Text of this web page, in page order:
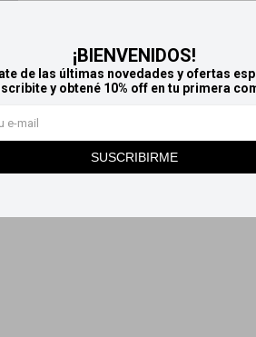
¡BIENVENIDOS!
de las últimas novedades y ofertas
y obtené 10% off en tu primera
SUSCRIBIRME